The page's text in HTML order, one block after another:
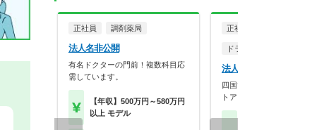
正社員 調剤薬局
法人名非公開
有名ドクターの門前！複数科目応
需しています。
【年収】500万円～580万円
以上 モデル
正社員
ドラッグストア（OTCのみ
法人名非公開
四国での店舗数no1のドラッ
トア